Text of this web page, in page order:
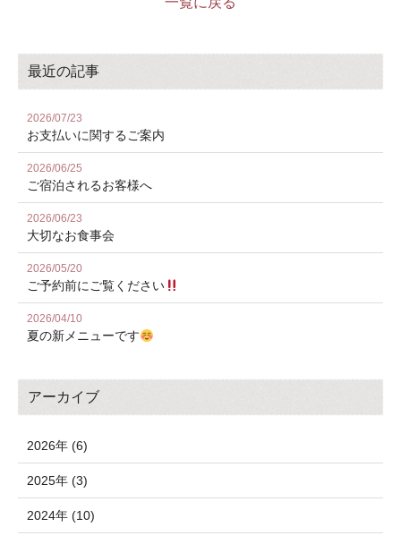
最近の記事
2026/07/23
お⽀払いに関するご案内
2026/06/25
ご宿泊されるお客様へ
2026/06/23
大切なお食事会
2026/05/20
ご予約前にご覧ください
2026/04/10
夏の新メニューです
アーカイブ
2026年 (6)
2025年 (3)
2024年 (10)